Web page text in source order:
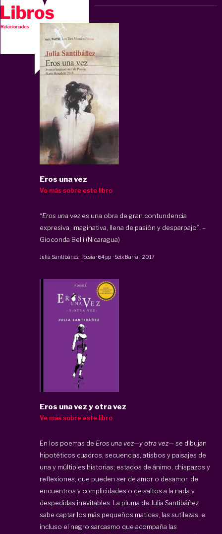
Eros una vez
Ve más sobre este libro
“Eros una vez es una obra de gran contundencia
expresiva, imaginativa, llena de pasión y desparpajo”. –
Gioconda Belli (Nicaragua)
Julia Santibáñez· Poesía · 64 pp ·Seix Barral ·2017
Eros una vez y otra vez
Ve más sobre este libro
En los poemas de Eros una vez—y otra vez—se dibujan
hipotéticos cuadros, secuencias, atisbos y paisajes de
una y múltiples historias; estados de ánimo, chispazos y
reflexiones, que pueden ser de amor o desamor, de
encuentros y complicidades o de saltos a la nada y
despedidas inevitables. La pluma de Julia Santibáñez
sabe captar los más pequeños matices, las sutilezas, e
incluso el negro sarcasmo que acompaña las